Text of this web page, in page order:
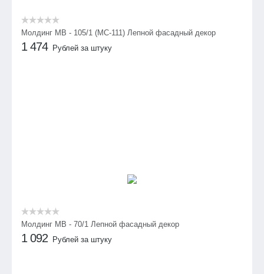
Молдинг МВ - 105/1 (МС-111) Лепной фасадный декор
1 474 Рублей за штуку
Молдинг МВ - 70/1 Лепной фасадный декор
1 092 Рублей за штуку